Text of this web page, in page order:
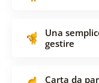
Una
gestire
Carta da